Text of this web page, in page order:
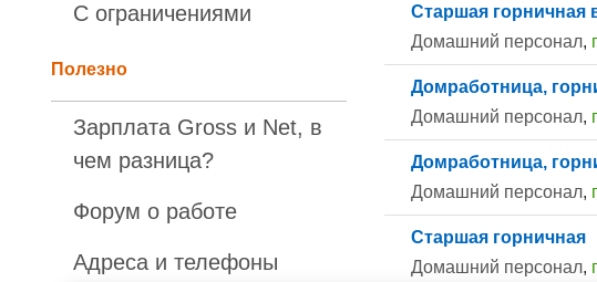
С ограничениями
Полезно
Зарплата Gross и Net, в
чем разница?
Форум о работе
Адреса и телефоны
Старшая горничная
Домашний персонал,
Домработница,
Домашний персонал,
Домработница,
Домашний персонал,
Старшая горничная
Домашний персонал,